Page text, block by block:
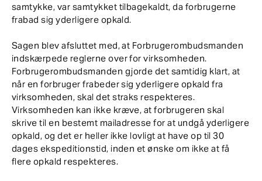
samtykke, var samtykket tilbagekaldt, da forbrugerne
frabad sig yderligere opkald.
Sagen blev afsluttet med, at Forbrugerombudsmanden
indskærpede reglerne over for virksomheden.
Forbrugerombudsmanden gjorde det samtidig klart, at
når en forbruger frabeder sig yderligere opkald fra
virksomheden, skal det straks respekteres.
Virksomheden kan ikke kræve, at forbrugeren skal
skrive til en bestemt mailadresse for at undgå yderligere
opkald, og det er heller ikke lovligt at have op til 30
dages ekspeditionstid, inden et ønske om ikke at få
flere opkald respekteres.